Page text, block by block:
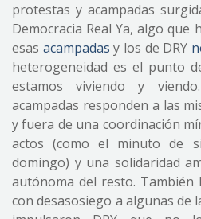
protestas y acampadas
Democracia Real Ya, algo que
esas acampadas y los de DRY
heterogeneidad es el punto
estamos viviendo y
acampadas responden a las
y fuera de una coordinación
actos (como el minuto de
domingo) y una solidaridad
autónoma del resto. También
con desasosiego a algunas de